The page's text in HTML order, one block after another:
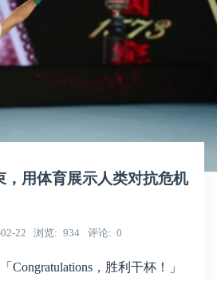
，用体育展示人类对抗危机
22 浏览 934 评论 0
Congratulations，胜利干杯！」